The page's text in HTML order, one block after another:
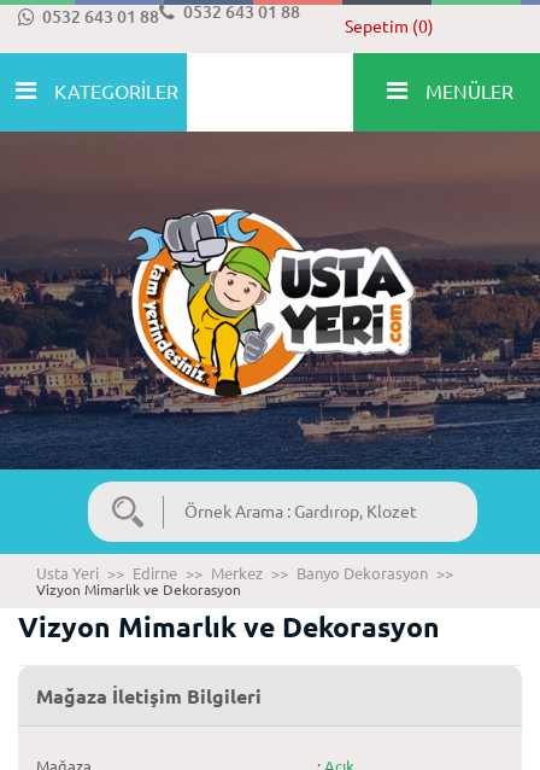
0532 643 01 88 0532 643 01 88
Sepetim (0)
KATEGORİLER MENÜLER
Usta Yeri >> Edirne >> Merkez >> Banyo Dekorasyon >>
Vizyon Mimarlık ve Dekorasyon
Vizyon Mimarlık ve Dekorasyon
Mağaza İletişim Bilgileri
Mağaza : Açık